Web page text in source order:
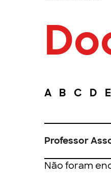
A B C D E
Professor
Não foram